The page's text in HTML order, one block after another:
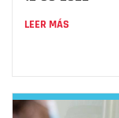
LEER MÁS